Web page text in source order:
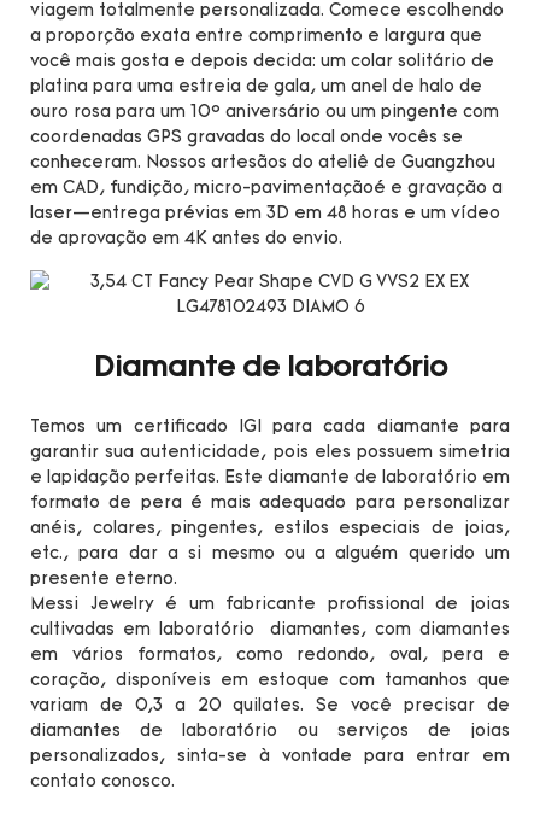
viagem totalmente personalizada. Comece escolhendo
a proporção exata entre comprimento e largura que
você mais gosta e depois decida: um colar solitário de
platina para uma estreia de gala, um anel de halo de
ouro rosa para um 10º aniversário ou um pingente com
coordenadas GPS gravadas do local onde vocês se
conheceram. Nossos artesãos do ateliê de Guangzhou
em CAD, fundição, micro-pavimentaçãoé e gravação a
laser—entrega prévias em 3D em 48 horas e um vídeo
de aprovação em 4K antes do envio.
Diamante de laboratório
Temos um certificado IGI para cada diamante para
garantir sua autenticidade, pois eles possuem simetria
e lapidação perfeitas. Este diamante de laboratório em
formato de pera é mais adequado para personalizar
anéis, colares, pingentes, estilos especiais de joias,
etc., para dar a si mesmo ou a alguém querido um
presente eterno.
Messi Jewelry é um fabricante profissional de joias
cultivadas em laboratório diamantes, com diamantes
em vários formatos, como redondo, oval, pera e
coração, disponíveis em estoque com tamanhos que
variam de 0,3 a 20 quilates. Se você precisar de
diamantes de laboratório ou serviços de joias
personalizados, sinta-se à vontade para entrar em
contato conosco.